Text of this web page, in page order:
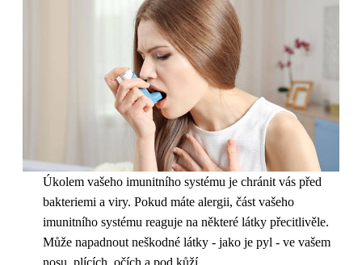
Úkolem vašeho imunitního systému je chránit vás před
bakteriemi a viry. Pokud máte alergii, část vašeho
imunitního systému reaguje na některé látky přecitlivěle.
Může napadnout neškodné látky - jako je pyl - ve vašem